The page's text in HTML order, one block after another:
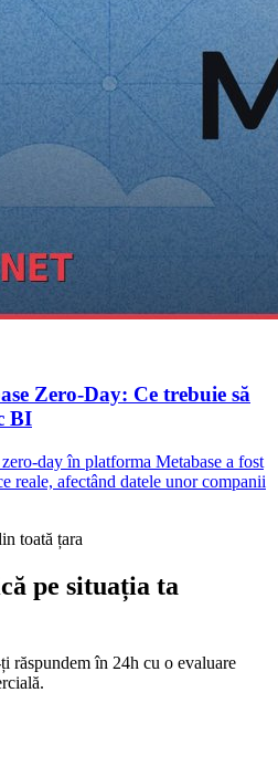
Zero-Day: Ce trebuie să
BI
day în platforma Metabase a fost
reale, afectând datele unor companii
toată țara
pe situația ta
răspundem în 24h cu o evaluare